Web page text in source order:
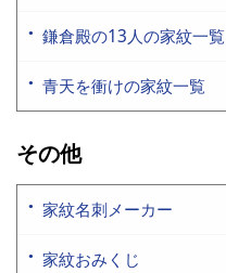
鎌倉殿の13人の家紋一覧
青天を衝けの家紋一覧
その他
家紋名刺メーカー
家紋おみくじ